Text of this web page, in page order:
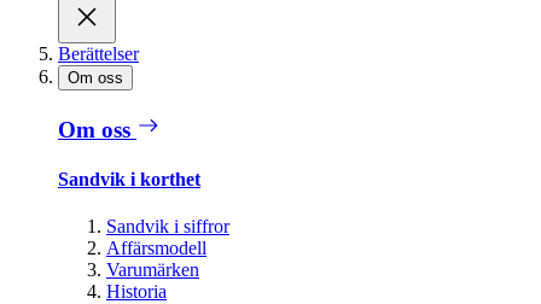
Berättelser
Om oss
Om oss
Sandvik i korthet
Sandvik i siffror
Affärsmodell
Varumärken
Historia